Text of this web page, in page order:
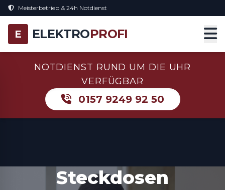
Meisterbetrieb & 24h Notdienst
E ELEKTROPROFI
NOTDIENST RUND UM DIE UHR
VERFÜGBAR
0157 9249 92 50
Steckdosen